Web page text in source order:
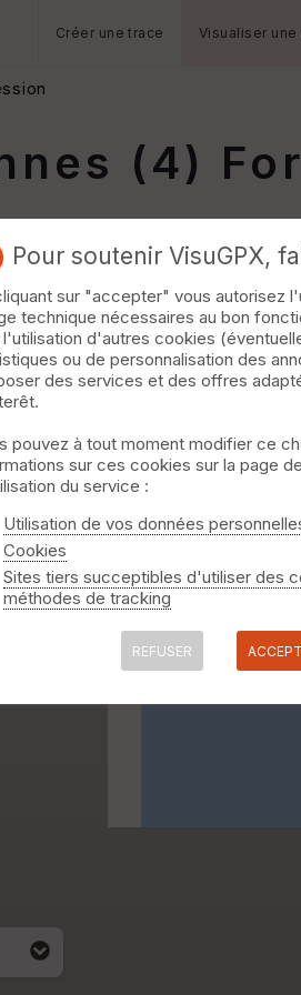
Créer une trace Visualiser une
(4)
Pour soutenir VisuGPX,
sur "accepter" vous autorisez
technique nécessaires au bon
l'utilisation d'autres cookies
ou de personnalisation des
des services et des offres
pouvez à tout moment modifier ce
sur ces cookies sur la page
du service :
Utilisation de vos données
Cookies
Sites tiers succeptibles d'utiliser des
méthodes de tracking
REFUSER